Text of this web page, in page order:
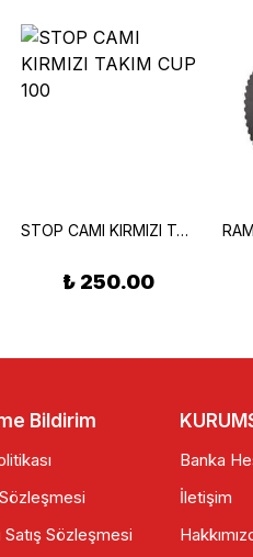
STOP CAMI KIRMIZI TAKIM CUP 100
₺ 250.00
Bildirim
Sözleşmesi
Sözleşmesi
Banka
İletişim